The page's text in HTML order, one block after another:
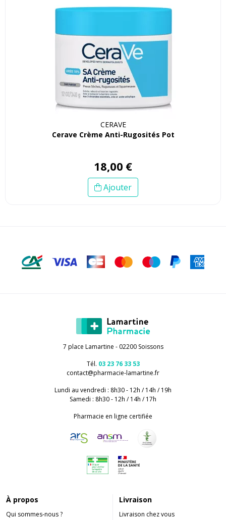
CERAVE
Cerave Crème Anti-Rugosités Pot
18,00 €
Ajouter
7 place Lamartine - 02200 Soissons
Tél. 03 23 76 33 53
contact@pharmacie-lamartine.fr
Lundi au vendredi : 8h30 - 12h / 14h / 19h
Samedi : 8h30 - 12h / 14h / 17h
Pharmacie en ligne certifiée
À propos
Qui sommes-nous ?
Livraison
Livraison chez vous